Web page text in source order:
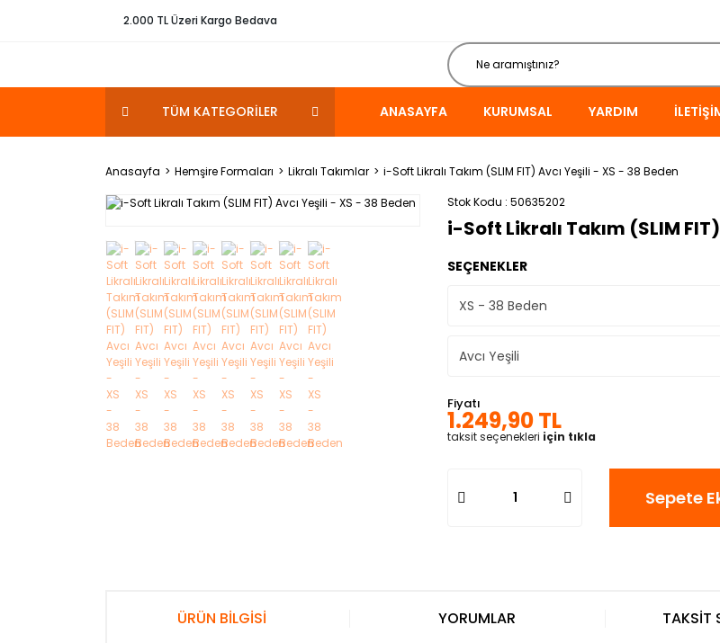
2.000 TL Üzeri Kargo Bedava
TÜM KATEGORİLER ANASAYFA KURUMSAL YARDIM
Anasayfa Hemşire Formaları Likralı Takımlar
i-Soft Likralı Takım (SLIM FIT) Avcı Yeşili - XS - 38 Beden
Stok Kodu 50635202
i-Soft Likralı Takım (SLIM
SEÇENEKLER
Fiyatı
1.249,90 TL
taksit seçenekleri için tıkla
Sepete
ÜRÜN BİLGİSİ YORUMLAR TAKSİT